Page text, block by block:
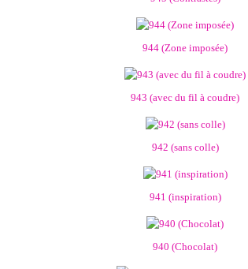
944 (Zone imposée)
943 (avec du fil à coudre)
942 (sans colle)
941 (inspiration)
940 (Chocolat)